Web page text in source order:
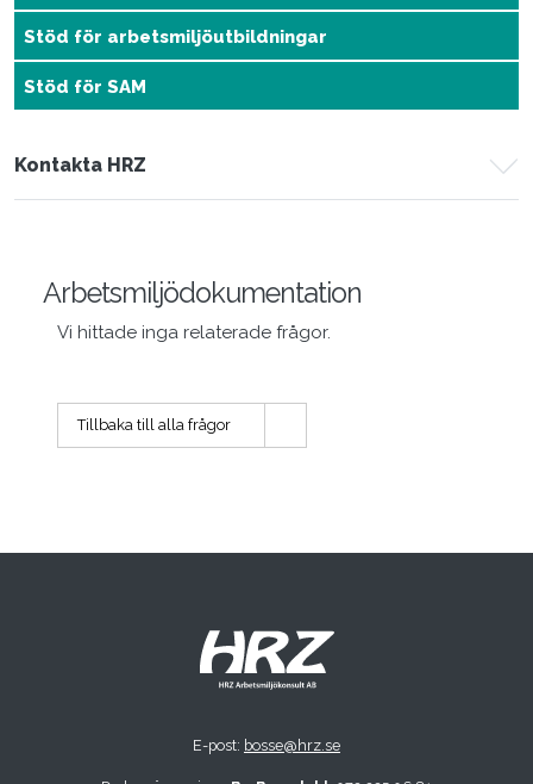
Stöd för arbetsmiljöutbildningar
Stöd för SAM
Kontakta HRZ
Arbetsmiljödokumentation
Vi hittade inga relaterade frågor.
Tillbaka till alla frågor
E-post: bosse@hrz.se